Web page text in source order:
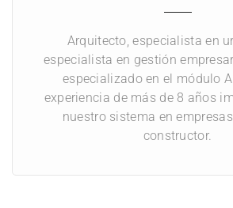
Todo aquel encargado de
proyectosArquitecto, especialista en
especialista en gestión
especializado en el módulo
experiencia de más de 8 años
nuestro sistema en
constructor.